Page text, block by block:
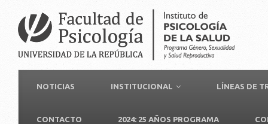
NOTICIAS INSTITUCIONAL LÍNEAS DE
CONTACTO 2024: 25 AÑOS PROGRAMA